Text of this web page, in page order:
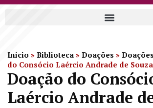
Início » Biblioteca » Doações »
do Consócio Laércio Andrade de Souza
Doação do
Laércio Andrade